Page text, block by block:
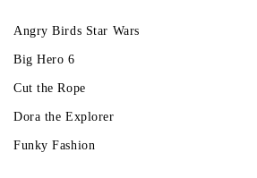
Angry Birds Star Wars
Big Hero 6
Cut the Rope
Dora the Explorer
Funky Fashion